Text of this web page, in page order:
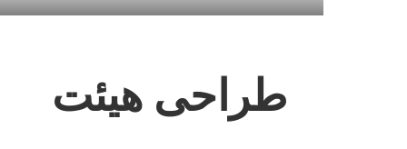
طراحی هیئت